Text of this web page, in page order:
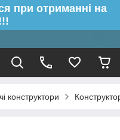
при отриманні на
конструктори